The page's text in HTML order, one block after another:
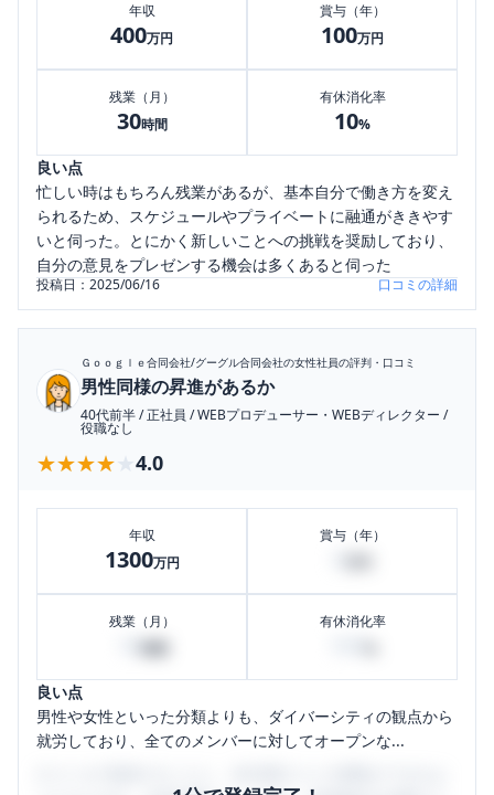
年収
400万円
賞与（年）
100万円
残業（月）
30時間
有休消化率
10%
良い点
忙しい時はもちろん残業があるが、基本自分で働き方を変え
られるため、スケジュールやプライベートに融通がききやす
いと伺った。とにかく新しいことへの挑戦を奨励しており、
自分の意見をプレゼンする機会は多くあると伺った
投稿日：2025/06/16 口コミの詳細
Ｇｏｏｇｌｅ合同会社/グーグル合同会社の女性社員の評判・口コミ
男性同様の昇進があるか
40代前半/正社員 /WEBプロデューサー・WEBディレクター /
役職なし
★★★★★
★★★★★ 4.0
年収
1300万円
賞与（年）
残業（月） 有休消化率
良い点
男性や女性といった分類よりも、ダイバーシティの観点から
就労しており、全てのメンバーに対してオープンな...